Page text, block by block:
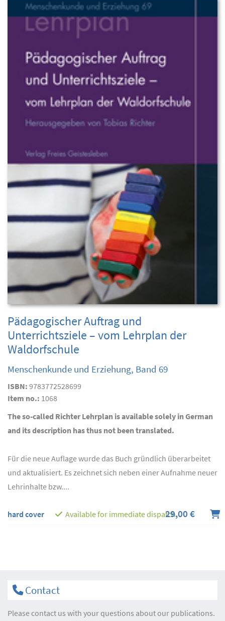
Pädagogischer Auftrag und
Unterrichtsziele – vom Lehrplan der
Waldorfschule
Menschenkunde und Erziehung, Band 69
ISBN: 9783772528699
Item no.: 1068
The so-called Richter Lehrplan is available solely in German
and its description has thus not been translated.
Für die neue Auflage wurde das Buch gründlich überarbeitet
und aktualisiert. Es zeichnet sich neben einer Aufnahme neuer
Lehrinhalte bzw....
hard cover Available for immediate dispatch29,00 €
Contact
Please contact us with your questions about our publications.